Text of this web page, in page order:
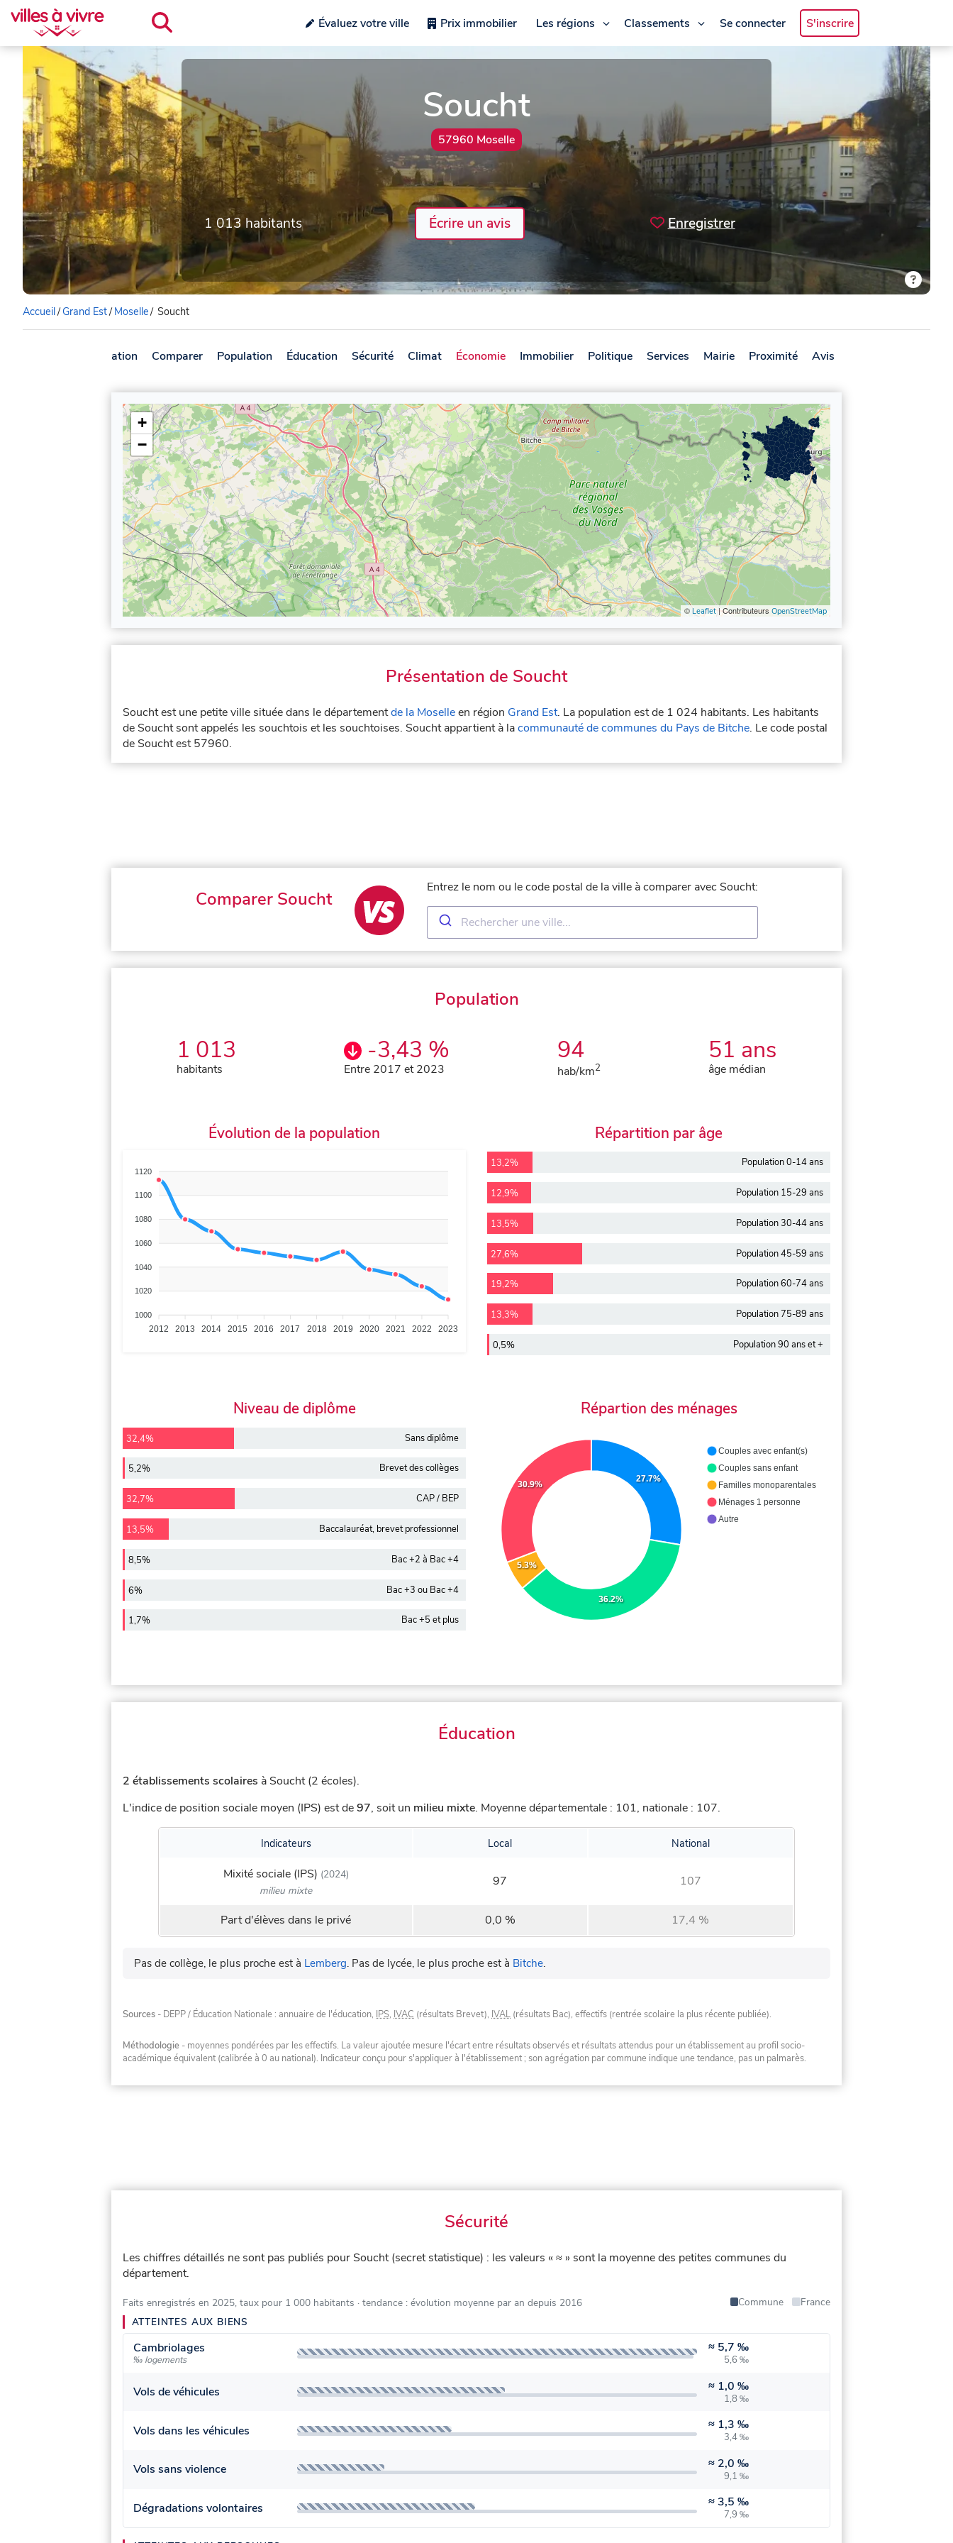
Évaluez votre ville Prix immobilier Les régions Classements Se connecter S'inscrire
Soucht
57960 Moselle
1 013 habitants Écrire un avis Enregistrer
Accueil/Grand Est/ Moselle/ Soucht
Présentation Comparer Population Éducation Sécurité Climat Économie Immobilier Politique Services Mairie Proximité Avis
+
−
© Leaflet| Contributeurs OpenStreetMap
Présentation de Soucht
Soucht est une petite ville située dans le départementde la Moselleen région Grand Est. La population est de 1 024 habitants. Les habitants
de Soucht sont appelés les souchtois et les souchtoises. Soucht appartient à lacommunauté de communes du Pays de Bitche. Le code postal
de Soucht est 57960.
Comparer Soucht
Entrez le nom ou le code postal de la ville à comparer avec Soucht:
Population
1 013
habitants
-3,43 %
Entre 2017 et 2023
94
hab/km2
51 ans
âge médian
Évolution de la population
1120
1100
1080
1060
1040
1020
1000
2012 2013 2014 2015 2016 2017 2018 2019 2020 2021 2022 2023
Répartition par âge
13,2% Population 0-14 ans
12,9% Population 15-29 ans
13,5% Population 30-44 ans
27,6% Population 45-59 ans
19,2% Population 60-74 ans
13,3% Population 75-89 ans
0,5% Population 90 ans et +
Niveau de diplôme
32,4% Sans diplôme
5,2% Brevet des collèges
32,7% CAP / BEP
13,5% Baccalauréat, brevet professionnel
8,5% Bac +2 à Bac +4
6% Bac +3 ou Bac +4
1,7% Bac +5 et plus
Répartion des ménages
27.7%
36.2%
5.3%
30.9%
Couples avec enfant(s)
Couples sans enfant
Familles monoparentales
Ménages 1 personne
Autre
Éducation
2 établissements scolaires à Soucht (2 écoles).
L'indice de position sociale moyen (IPS) est de97, soit un milieu mixte. Moyenne départementale : 101, nationale : 107.
Indicateurs Local National
Mixité sociale (IPS) (2024)
milieu mixte
97 107
Part d'élèves dans le privé 0,0 % 17,4 %
Pas de collège, le plus proche est à Lemberg. Pas de lycée, le plus proche est à Bitche.
Sources - DEPP / Éducation Nationale : annuaire de l'éducation, IPS, IVAC (résultats Brevet), IVAL (résultats Bac), effectifs (rentrée scolaire la plus récente publiée).
Méthodologie - moyennes pondérées par les effectifs. La valeur ajoutée mesure l'écart entre résultats observés et résultats attendus pour un établissement au profil socio-
académique équivalent (calibrée à 0 au national). Indicateur conçu pour s'appliquer à l'établissement ; son agrégation par commune indique une tendance, pas un palmarès.
Sécurité
Les chiffres détaillés ne sont pas publiés pour Soucht (secret statistique) : les valeurs « ≈ » sont la moyenne des petites communes du
département.
Faits enregistrés en 2025, taux pour 1 000 habitants · tendance : évolution moyenne par an depuis 2016 Commune
France
ATTEINTES AUX BIENS
Cambriolages
‰ logements
≈ 5,7 ‰
5,6 ‰
Vols de véhicules ≈ 1,0 ‰
1,8 ‰
Vols dans les véhicules ≈ 1,3 ‰
3,4 ‰
Vols sans violence ≈ 2,0 ‰
9,1 ‰
Dégradations volontaires ≈ 3,5 ‰
7,9 ‰